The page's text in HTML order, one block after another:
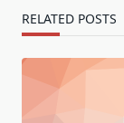
RELATED POSTS